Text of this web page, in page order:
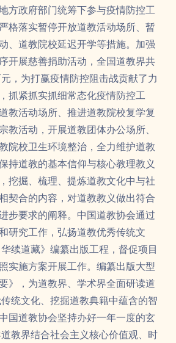
方政府部门统筹下参与疫情防控工
格落实暂停开放道教活动场所、暂
、道教院校延迟开学等措施。加强
开展慈善捐助活动，全国道教界共
，为打赢疫情防控阻击战贡献了力
抓紧抓实抓细常态化疫情防控工
教活动场所、推进道教院校复学复
教活动，开展道教团体办公场所、
院校卫生环境整治，全力维护道教
持道教的基本信仰与核心教理教义
挖掘、梳理、提炼道教文化中与社
契合的内容，对道教教义做出符合
步要求的阐释。中国道教协会通过
研究工作，弘扬道教优秀传统文
续道藏》编纂出版工程，督促项目
实施方案开展工作。编纂出版大型
》，为道教界、学术界全面研读道
统文化、挖掘道教典籍中蕴含的智
国道教协会坚持办好一年一度的玄
教界结合社会主义核心价值观、时